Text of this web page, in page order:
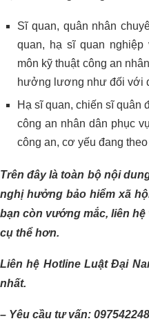
Sĩ quan, quân nhân
quan, hạ sĩ quan
môn kỹ thuật công an
hưởng lương như đối với
Hạ sĩ quan, chiến sĩ quân
công an nhân dân phục
công an, cơ yếu đang
Trên đây là toàn bộ nội
nghị hưởng bảo hiểm xã
bạn còn vướng mắc, liên
cụ thể hơn.
Liên hệ Hotline Luật Đại
nhất.
– Yêu cầu tư vấn: